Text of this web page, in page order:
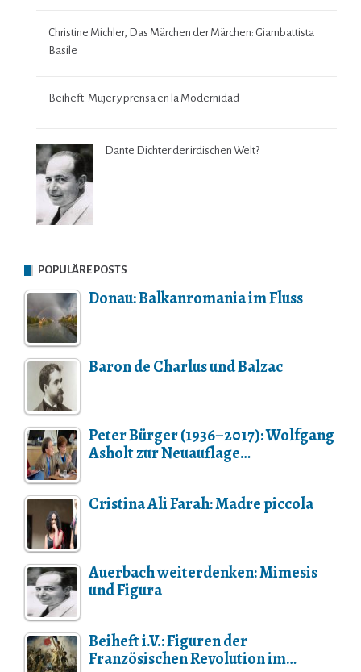
Christine Michler, Das Märchen der Märchen: Giambattista
Basile
Beiheft: Mujer y prensa en la Modernidad
Dante Dichter der irdischen Welt?
POPULÄRE POSTS
Donau: Balkanromania im Fluss
Baron de Charlus und Balzac
Peter Bürger (1936–2017): Wolfgang
Asholt zur Neuauflage…
Cristina Ali Farah: Madre piccola
Auerbach weiterdenken: Mimesis
und Figura
Beiheft i.V.: Figuren der
Französischen Revolution im…